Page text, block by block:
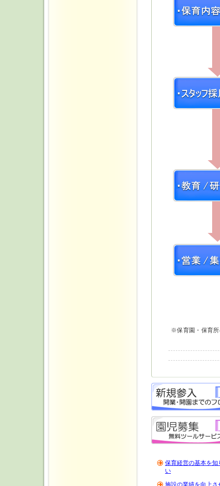
※保育園・保育所
保育経営の基本を知
い
施設の業績を向上さ